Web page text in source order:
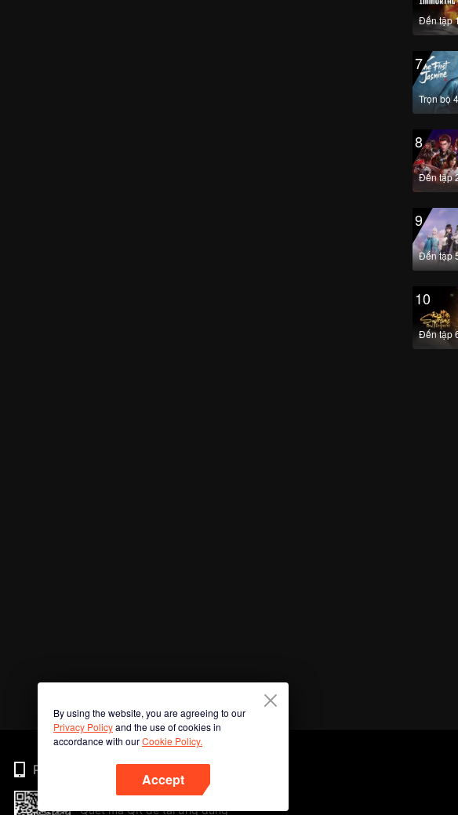
Đến tập
7
Trọn bộ
8
Đến tập
9
Đến tập
10
Đến tập
By using the website, you are agreeing to our
Privacy Policyand the use of cookies in
accordance with ourCookie Policy.
Accept
Phone
Quét mã QR để tải ứng dụng